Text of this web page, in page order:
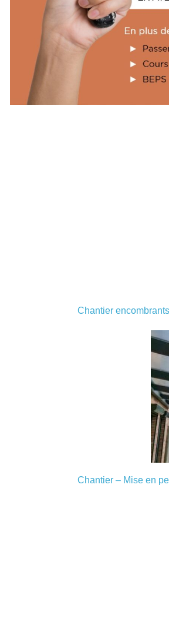
Chantier encombrants
Chantier – Mise en